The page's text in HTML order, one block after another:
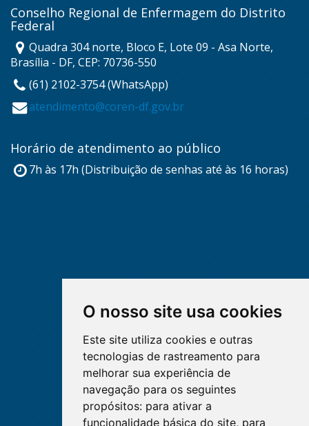
O nosso site usa cookies
Este site utiliza cookies e outras
tecnologias de rastreamento para
melhorar sua experiência de
navegação para os seguintes
propósitos: para ativar a
funcionalidade básica do site, para
Conselho Regional de Enfermagem do Distrito
Federal
Quadra 304 norte, Bloco E, Lote 09 - Asa Norte,
Brasília - DF, CEP: 70736-550
(61) 2102-3754 (WhatsApp)
atendimento@coren-df.gov.br
Horário de atendimento ao público
7h às 17h (Distribuição de senhas até às 16 horas)